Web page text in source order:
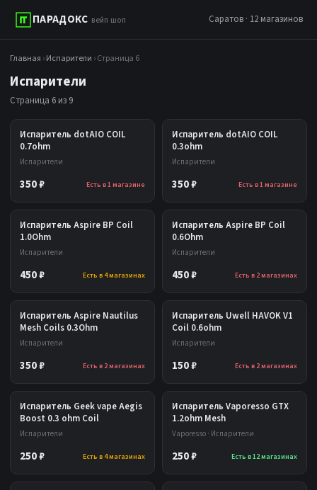
ПАРАДОКС вейп шоп Саратов · 12 магазинов
Главная ›Испарители › Страница 6
Испарители
Страница 6 из 9
Испаритель dotAIO COIL
0.7ohm
Испарители
350 ₽ Есть в 1 магазине
Испаритель dotAIO COIL
0.3ohm
Испарители
350 ₽ Есть в 1 магазине
Испаритель Aspire BP Coil
1.0Ohm
Испарители
450 ₽ Есть в 4 магазинах
Испаритель Aspire BP Coil
0.6Ohm
Испарители
450 ₽ Есть в 2 магазинах
Испаритель Aspire Nautilus
Mesh Coils 0.3Ohm
Испарители
350 ₽ Есть в 2 магазинах
Испаритель Uwell HAVOK V1
Coil 0.6ohm
Испарители
150 ₽ Есть в 2 магазинах
Испаритель Geek vape Aegis
Boost 0.3 ohm Coil
Испарители
250 ₽ Есть в 4 магазинах
Испаритель Vaporesso GTX
1.2ohm Mesh
Vaporesso · Испарители
250 ₽ Есть в 12 магазинах